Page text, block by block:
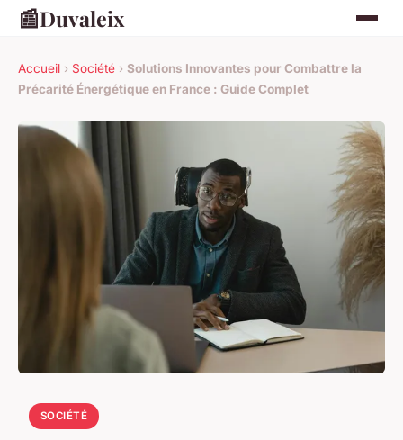
📰Duvaleix
Accueil › Société › Solutions Innovantes pour Combattre la
Précarité Énergétique en France : Guide Complet
SOCIÉTÉ